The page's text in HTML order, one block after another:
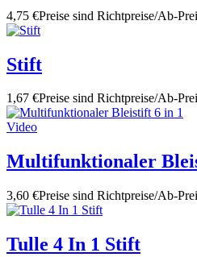
4,75 €Preise sind Richtpreise/Ab-
Stift
1,67 €Preise sind Richtpreise/Ab-
Video
Multifunktionaler
3,60 €Preise sind Richtpreise/Ab-
Tulle 4 In 1 Stift